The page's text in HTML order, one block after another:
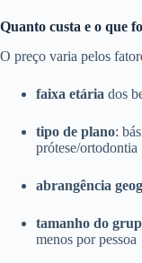
Quanto custa e o que
O preço varia pelos
faixa etária dos
tipo de plano:
prótese/ortodontia
abrangência
tamanho do
menos por pessoa